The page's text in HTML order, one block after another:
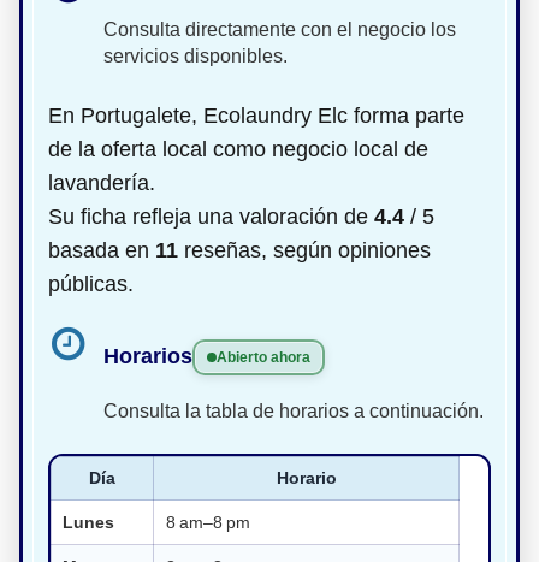
Consulta directamente con el negocio los
servicios disponibles.
En Portugalete, Ecolaundry Elc forma parte
de la oferta local como negocio local de
lavandería.
Su ficha refleja una valoración de 4.4 / 5
basada en 11 reseñas, según opiniones
públicas.
Horarios Abierto ahora
Consulta la tabla de horarios a continuación.
Día Horario
Lunes 8 am–8 pm